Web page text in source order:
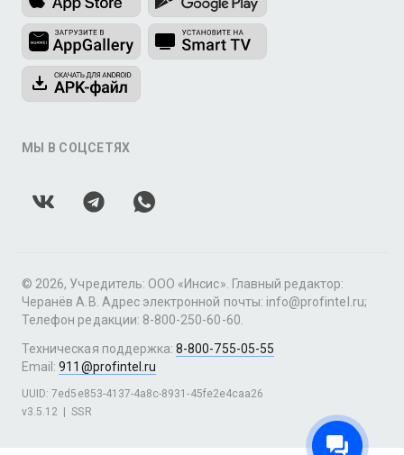
МЫ В СОЦСЕТЯХ
© 2026, Учредитель: ООО «Инсис». Главный редактор:
Черанёв А.В. Адрес электронной почты: info@profintel.ru;
Телефон редакции: 8-800-250-60-60.
Техническая поддержка:8-800-755-05-55
Email:911@profintel.ru
v3.5.12 SSR
UUID: 7ed5e853-4137-4a8c-8931-45fe2e4caa26